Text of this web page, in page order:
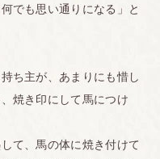
でも思い通りになる」と
ち主が、あまりにも惜し
焼き印にして馬につけ
て、馬の体に焼き付けて